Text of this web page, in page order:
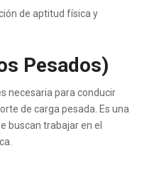
de aptitud física y
Pesados)
necesaria para conducir
de carga pesada. Es una
buscan trabajar en el